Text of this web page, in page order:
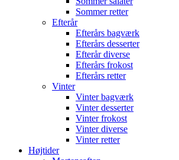
Sommer retter
Efterår
Efterårs bagværk
Efterårs desserter
Efterår diverse
Efterårs frokost
Efterårs retter
Vinter
Vinter bagværk
Vinter desserter
Vinter frokost
Vinter diverse
Vinter retter
Højtider